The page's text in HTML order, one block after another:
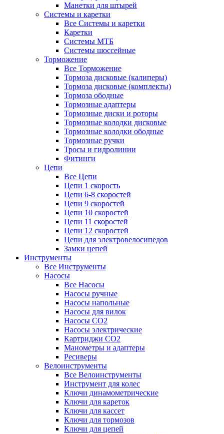
Манетки для штырей
Системы и каретки
Все Системы и каретки
Каретки
Системы МТБ
Системы шоссейные
Торможение
Все Торможение
Тормоза дисковые (калиперы)
Тормоза дисковые (комплекты)
Тормоза ободные
Тормозные адаптеры
Тормозные диски и роторы
Тормозные колодки дисковые
Тормозные колодки ободные
Тормозные ручки
Тросы и гидролинии
Фитинги
Цепи
Все Цепи
Цепи 1 скорость
Цепи 6-8 скоростей
Цепи 9 скоростей
Цепи 10 скоростей
Цепи 11 скоростей
Цепи 12 скоростей
Цепи для электровелосипедов
Замки цепей
Инструменты
Все Инструменты
Насосы
Все Насосы
Насосы ручные
Насосы напольные
Насосы для вилок
Насосы CO2
Насосы электрические
Картриджи CO2
Манометры и адаптеры
Ресиверы
Велоинструменты
Все Велоинструменты
Инструмент для колес
Ключи динамометрические
Ключи для кареток
Ключи для кассет
Ключи для тормозов
Ключи для цепей